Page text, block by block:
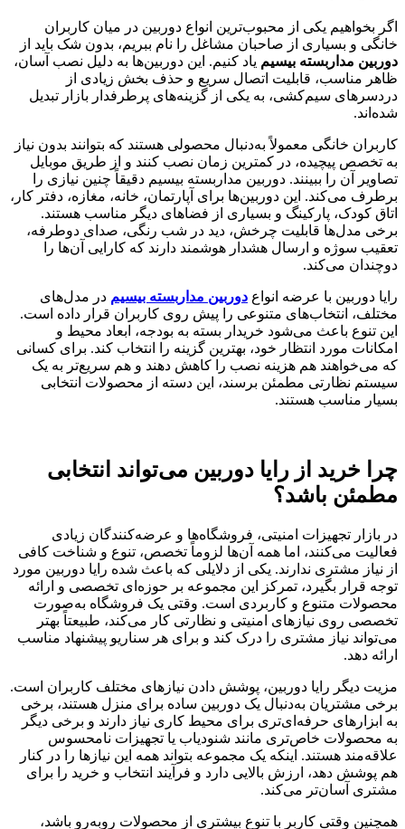
اگر بخواهیم یکی از محبوب‌ترین انواع دوربین در میان کاربران
خانگی و بسیاری از صاحبان مشاغل را نام ببریم، بدون شک باید از
دوربین مداربسته بیسیم یاد کنیم. این دوربین‌ها به دلیل نصب آسان،
ظاهر مناسب، قابلیت اتصال سریع و حذف بخش زیادی از
دردسرهای سیم‌کشی، به یکی از گزینه‌های پرطرفدار بازار تبدیل
شده‌اند.
کاربران خانگی معمولاً به‌دنبال محصولی هستند که بتوانند بدون نیاز
به تخصص پیچیده، در کمترین زمان نصب کنند و از طریق موبایل
تصاویر آن را ببینند. دوربین مداربسته بیسیم دقیقاً چنین نیازی را
برطرف می‌کند. این دوربین‌ها برای آپارتمان، خانه، مغازه، دفتر کار،
اتاق کودک، پارکینگ و بسیاری از فضاهای دیگر مناسب هستند.
برخی مدل‌ها قابلیت چرخش، دید در شب رنگی، صدای دوطرفه،
تعقیب سوژه و ارسال هشدار هوشمند دارند که کارایی آن‌ها را
دوچندان می‌کند.
رایا دوربین با عرضه انواع دوربین مداربسته بیسیم در مدل‌های
مختلف، انتخاب‌های متنوعی را پیش روی کاربران قرار داده است.
این تنوع باعث می‌شود خریدار بسته به بودجه، ابعاد محیط و
امکانات مورد انتظار خود، بهترین گزینه را انتخاب کند. برای کسانی
که می‌خواهند هم هزینه نصب را کاهش دهند و هم سریع‌تر به یک
سیستم نظارتی مطمئن برسند، این دسته از محصولات انتخابی
بسیار مناسب هستند.
چرا خرید از رایا دوربین می‌تواند انتخابی
مطمئن باشد؟
در بازار تجهیزات امنیتی، فروشگاه‌ها و عرضه‌کنندگان زیادی
فعالیت می‌کنند، اما همه آن‌ها لزوماً تخصص، تنوع و شناخت کافی
از نیاز مشتری ندارند. یکی از دلایلی که باعث شده رایا دوربین مورد
توجه قرار بگیرد، تمرکز این مجموعه بر حوزه‌ای تخصصی و ارائه
محصولات متنوع و کاربردی است. وقتی یک فروشگاه به‌صورت
تخصصی روی نیازهای امنیتی و نظارتی کار می‌کند، طبیعتاً بهتر
می‌تواند نیاز مشتری را درک کند و برای هر سناریو پیشنهاد مناسب
ارائه دهد.
مزیت دیگر رایا دوربین، پوشش دادن نیازهای مختلف کاربران است.
برخی مشتریان به‌دنبال یک دوربین ساده برای منزل هستند، برخی
به ابزارهای حرفه‌ای‌تری برای محیط کاری نیاز دارند و برخی دیگر
به محصولات خاص‌تری مانند شنودیاب یا تجهیزات نامحسوس
علاقه‌مند هستند. اینکه یک مجموعه بتواند همه این نیازها را در کنار
هم پوشش دهد، ارزش بالایی دارد و فرآیند انتخاب و خرید را برای
مشتری آسان‌تر می‌کند.
همچنین وقتی کاربر با تنوع بیشتری از محصولات روبه‌رو باشد،